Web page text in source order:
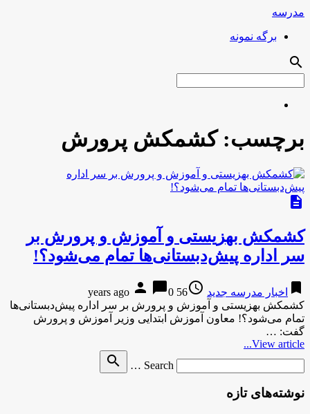
مدرسه
برگه نمونه
search
برچسب:کشمکش پرورش
description
کشمکش بهزیستی و آموزش و پرورش بر
سر اداره پیش‌دبستانی‌ها تمام می‌شود؟!
bookmark اخبار مدرسه جدید access_time
56 years ago
person chat_bubble0
کشمکش بهزیستی و آموزش و پرورش بر سر اداره پیش‌دبستانی‌ها
تمام می‌شود؟! معاون آموزش ابتدایی وزیر آموزش و پرورش
گفت: …
View article...
Search …
search
نوشته‌های تازه